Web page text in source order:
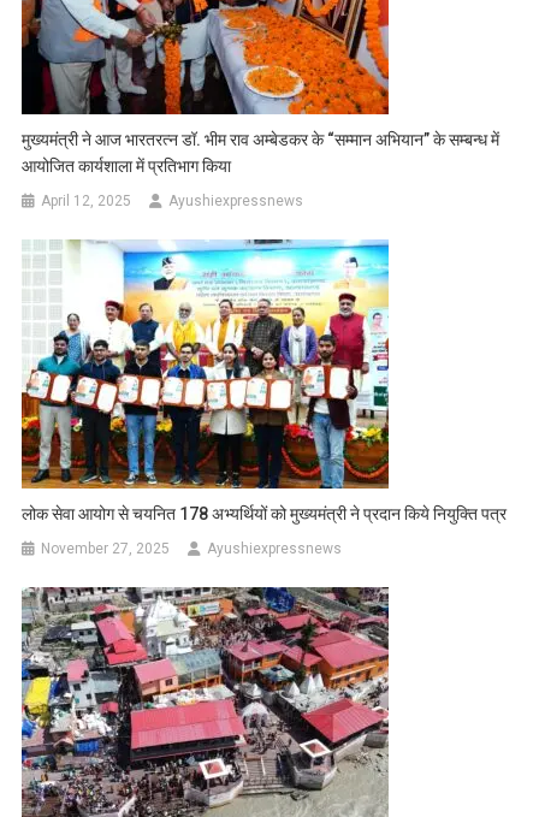
मुख्यमंत्री ने आज भारतरत्न डॉ. भीम राव अम्बेडकर के “सम्मान अभियान” के सम्बन्ध में
आयोजित कार्यशाला में प्रतिभाग किया
April 12, 2025 Ayushiexpressnews
लोक सेवा आयोग से चयनित 178 अभ्यर्थियों को मुख्यमंत्री ने प्रदान किये नियुक्ति पत्र
November 27, 2025 Ayushiexpressnews